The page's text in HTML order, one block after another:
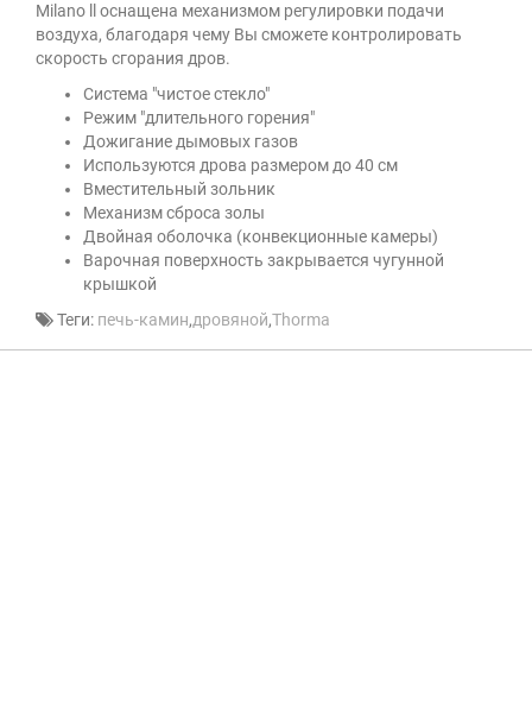
Milano ll оснащена механизмом регулировки подачи
воздуха, благодаря чему Вы сможете контролировать
скорость сгорания дров.
Система "чистое стекло"
Режим "длительного горения"
Дожигание дымовых газов
Используются дрова размером до 40 см
Вместительный зольник
Механизм сброса золы
Двойная оболочка (конвекционные камеры)
Варочная поверхность закрывается чугунной
крышкой
Теги: печь-камин,дровяной,Thorma